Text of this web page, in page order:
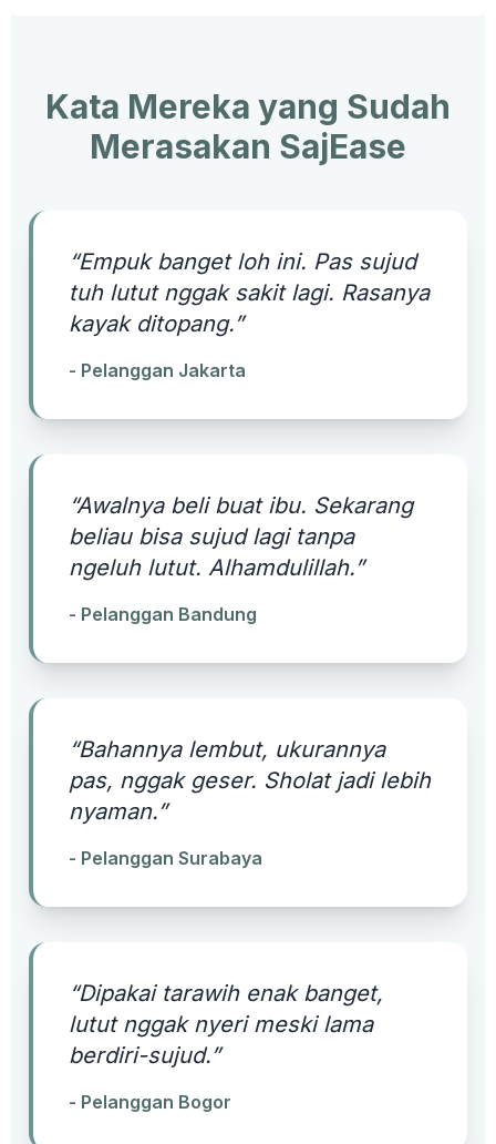
Kata Mereka yang Sudah
Merasakan SajEase
“Empuk banget loh ini. Pas sujud
tuh lutut nggak sakit lagi. Rasanya
kayak ditopang.”
- Pelanggan Jakarta
“Awalnya beli buat ibu. Sekarang
beliau bisa sujud lagi tanpa
ngeluh lutut. Alhamdulillah.”
- Pelanggan Bandung
“Bahannya lembut, ukurannya
pas, nggak geser. Sholat jadi lebih
nyaman.”
- Pelanggan Surabaya
“Dipakai tarawih enak banget,
lutut nggak nyeri meski lama
berdiri-sujud.”
- Pelanggan Bogor